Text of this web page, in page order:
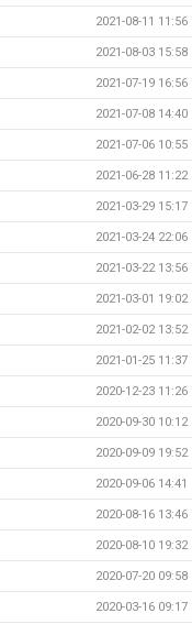
2021-08-11 11:56
2021-08-03 15:58
2021-07-19 16:56
2021-07-08 14:40
2021-07-06 10:55
2021-06-28 11:22
2021-03-29 15:17
2021-03-24 22:06
2021-03-22 13:56
2021-03-01 19:02
2021-02-02 13:52
2021-01-25 11:37
2020-12-23 11:26
2020-09-30 10:12
2020-09-09 19:52
2020-09-06 14:41
2020-08-16 13:46
2020-08-10 19:32
2020-07-20 09:58
2020-03-16 09:17